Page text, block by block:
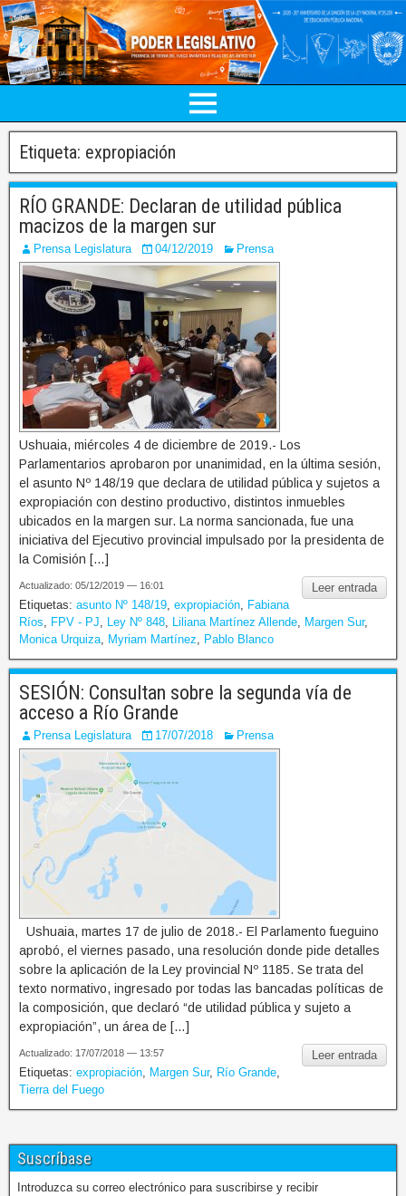
Etiqueta: expropiación
RÍO GRANDE: Declaran de utilidad pública
macizos de la margen sur
Prensa Legislatura 04/12/2019 Prensa
Ushuaia, miércoles 4 de diciembre de 2019.- Los
Parlamentarios aprobaron por unanimidad, en la última sesión,
el asunto Nº 148/19 que declara de utilidad pública y sujetos a
expropiación con destino productivo, distintos inmuebles
ubicados en la margen sur. La norma sancionada, fue una
iniciativa del Ejecutivo provincial impulsado por la presidenta de
la Comisión […]
Leer entrada
Actualizado: 05/12/2019 — 16:01
Etiquetas: asunto Nº 148/19 expropiación
Fabiana
Ríos
FPV - PJ Ley Nº 848 Liliana Martínez Allende Margen Sur,
Monica Urquiza
Myriam Martínez Pablo Blanco
SESIÓN: Consultan sobre la segunda vía de
acceso a Río Grande
Prensa Legislatura 17/07/2018 Prensa
Ushuaia, martes 17 de julio de 2018.- El Parlamento fueguino
aprobó, el viernes pasado, una resolución donde pide detalles
sobre la aplicación de la Ley provincial Nº 1185. Se trata del
texto normativo, ingresado por todas las bancadas políticas de
la composición, que declaró “de utilidad pública y sujeto a
expropiación”, un área de […]
Leer entrada
Actualizado: 17/07/2018 — 13:57
Etiquetas: expropiación Margen Sur, Río Grande
Tierra del Fuego
Suscríbase
Introduzca su correo electrónico para suscribirse y recibir